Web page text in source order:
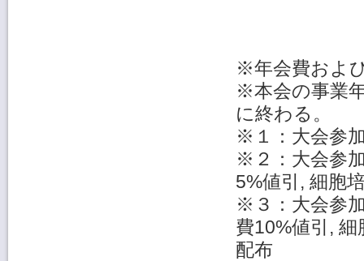
※年会費およ
※本会の事業
に終わる。
※１：大会参
※２：大会参
5%値引, 細胞
※３：大会参
費10%値引,
配布